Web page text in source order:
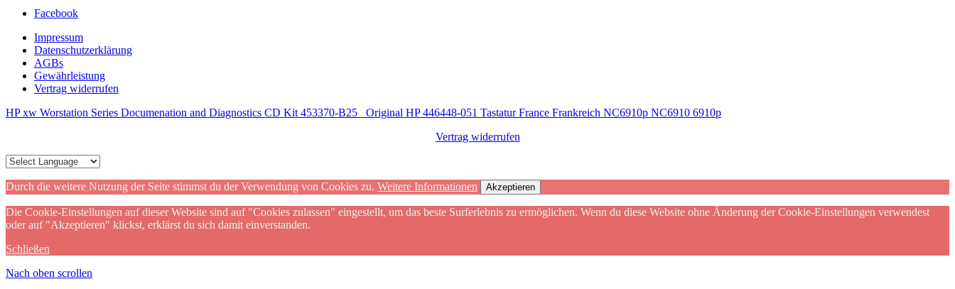
Facebook
Impressum
Datenschutzerklärung
AGBs
Gewährleistung
Vertrag widerrufen
HP xw Worstation Series Documenation and Diagnostics CD Kit 453370-B25
Original HP 446448-051 Tastatur France Frankreich NC6910p NC6910 6910p
Vertrag widerrufen
Durch die weitere Nutzung der Seite stimmst du der Verwendung von Cookies zu. Weitere Informationen Akzeptieren
Die Cookie-Einstellungen auf dieser Website sind auf "Cookies zulassen" eingestellt, um das beste Surferlebnis zu ermöglichen. Wenn du diese Website ohne Änderung der Cookie-Einstellungen verwendest
oder auf "Akzeptieren" klickst, erklärst du sich damit einverstanden.
Schließen
Nach oben scrollen